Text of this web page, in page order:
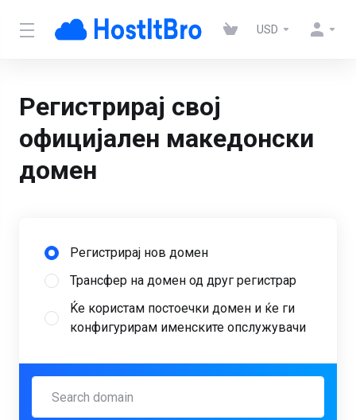
USD
Регистрирај свој
официјален македонски
домен
Регистрирај нов домен
Трансфер на домен од друг регистрар
Ќе користам постоечки домен и ќе ги
конфигурирам именските опслужувачи